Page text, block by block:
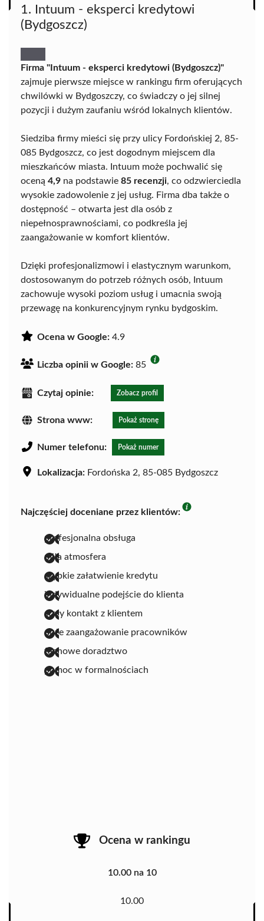
1. Intuum - eksperci kredytowi
(Bydgoszcz)
Firma "Intuum - eksperci kredytowi (Bydgoszcz)"
zajmuje pierwsze miejsce w rankingu firm oferujących
chwilówki w Bydgoszczy, co świadczy o jej silnej
pozycji i dużym zaufaniu wśród lokalnych klientów.
Siedziba firmy mieści się przy ulicy Fordońskiej 2, 85-
085 Bydgoszcz, co jest dogodnym miejscem dla
mieszkańców miasta. Intuum może pochwalić się
oceną 4,9 na podstawie 85 recenzji, co odzwierciedla
wysokie zadowolenie z jej usług. Firma dba także o
dostępność – otwarta jest dla osób z
niepełnosprawnościami, co podkreśla jej
zaangażowanie w komfort klientów.
Dzięki profesjonalizmowi i elastycznym warunkom,
dostosowanym do potrzeb różnych osób, Intuum
zachowuje wysoki poziom usług i umacnia swoją
przewagę na konkurencyjnym rynku bydgoskim.
Ocena w Google: 4.9
Liczba opinii w Google: 85
Czytaj opinie: Zobacz profil
Strona www: Pokaż stronę
Numer telefonu: Pokaż numer
Lokalizacja: Fordońska 2, 85-085 Bydgoszcz
Najczęściej doceniane przez klientów:
profesjonalna obsługa
miła atmosfera
szybkie załatwienie kredytu
indywidualne podejście do klienta
stały kontakt z klientem
duże zaangażowanie pracowników
fachowe doradztwo
pomoc w formalnościach
Ocena w rankingu
10.00 na 10
10.00